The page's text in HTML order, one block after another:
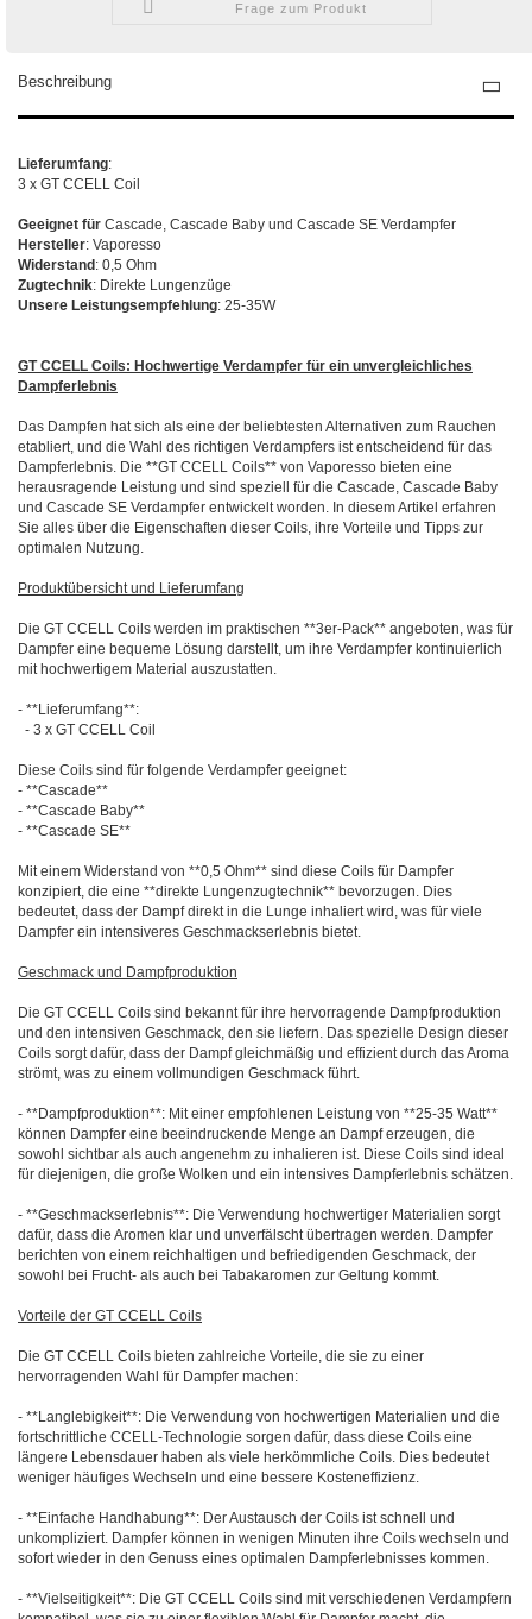
Frage zum Produkt
Beschreibung
Lieferumfang:
3 x GT CCELL Coil
Geeignet für Cascade, Cascade Baby und Cascade SE Verdampfer
Hersteller: Vaporesso
Widerstand : 0,5 Ohm
Zugtechnik: Direkte Lungenzüge
Unsere Leistungsempfehlung: 25-35W
GT CCELL Coils: Hochwertige Verdampfer für ein unvergleichliches
Dampferlebnis
Das Dampfen hat sich als eine der beliebtesten Alternativen zum Rauchen
etabliert, und die Wahl des richtigen Verdampfers ist entscheidend für das
Dampferlebnis. Die **GT CCELL Coils** von Vaporesso bieten eine
herausragende Leistung und sind speziell für die Cascade, Cascade Baby
und Cascade SE Verdampfer entwickelt worden. In diesem Artikel erfahren
Sie alles über die Eigenschaften dieser Coils, ihre Vorteile und Tipps zur
optimalen Nutzung.
Produktübersicht und Lieferumfang
Die GT CCELL Coils werden im praktischen **3er-Pack** angeboten, was für
Dampfer eine bequeme Lösung darstellt, um ihre Verdampfer kontinuierlich
mit hochwertigem Material auszustatten.
- **Lieferumfang**:
- 3 x GT CCELL Coil
Diese Coils sind für folgende Verdampfer geeignet:
- **Cascade**
- **Cascade Baby**
- **Cascade SE**
Mit einem Widerstand von **0,5 Ohm** sind diese Coils für Dampfer
konzipiert, die eine **direkte Lungenzugtechnik** bevorzugen. Dies
bedeutet, dass der Dampf direkt in die Lunge inhaliert wird, was für viele
Dampfer ein intensiveres Geschmackserlebnis bietet.
Geschmack und Dampfproduktion
Die GT CCELL Coils sind bekannt für ihre hervorragende Dampfproduktion
und den intensiven Geschmack, den sie liefern. Das spezielle Design dieser
Coils sorgt dafür, dass der Dampf gleichmäßig und effizient durch das Aroma
strömt, was zu einem vollmundigen Geschmack führt.
- **Dampfproduktion**: Mit einer empfohlenen Leistung von **25-35 Watt**
können Dampfer eine beeindruckende Menge an Dampf erzeugen, die
sowohl sichtbar als auch angenehm zu inhalieren ist. Diese Coils sind ideal
für diejenigen, die große Wolken und ein intensives Dampferlebnis schätzen.
- **Geschmackserlebnis**: Die Verwendung hochwertiger Materialien sorgt
dafür, dass die Aromen klar und unverfälscht übertragen werden. Dampfer
berichten von einem reichhaltigen und befriedigenden Geschmack, der
sowohl bei Frucht- als auch bei Tabakaromen zur Geltung kommt.
Vorteile der GT CCELL Coils
Die GT CCELL Coils bieten zahlreiche Vorteile, die sie zu einer
hervorragenden Wahl für Dampfer machen:
- **Langlebigkeit**: Die Verwendung von hochwertigen Materialien und die
fortschrittliche CCELL-Technologie sorgen dafür, dass diese Coils eine
längere Lebensdauer haben als viele herkömmliche Coils. Dies bedeutet
weniger häufiges Wechseln und eine bessere Kosteneffizienz.
- **Einfache Handhabung**: Der Austausch der Coils ist schnell und
unkompliziert. Dampfer können in wenigen Minuten ihre Coils wechseln und
sofort wieder in den Genuss eines optimalen Dampferlebnisses kommen.
- **Vielseitigkeit**: Die GT CCELL Coils sind mit verschiedenen Verdampfern